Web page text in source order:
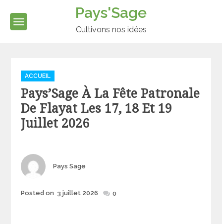
content
Pays'Sage
Cultivons nos idées
Categories
ACCUEIL
Pays’Sage À La Fête Patronale
De Flayat Les 17, 18 Et 19
Juillet 2026
Author
Pays Sage
Posted
Posted on 3 juillet 2026 0